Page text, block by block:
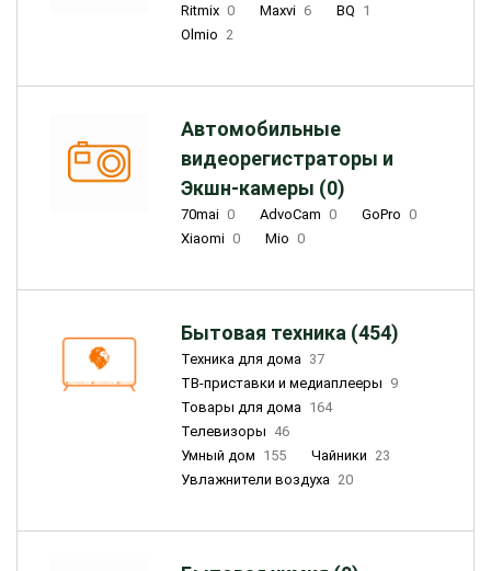
Ritmix 0 Maxvi 6 BQ 1
Olmio 2
Автомобильные
видеорегистраторы и
Экшн-камеры (0)
70mai 0 AdvoCam 0 GoPro 0
Xiaomi 0 Mio 0
Бытовая техника (454)
Техника для дома 37
ТВ-приставки и медиаплееры 9
Товары для дома 164
Телевизоры 46
Умный дом 155 Чайники 23
Увлажнители воздуха 20